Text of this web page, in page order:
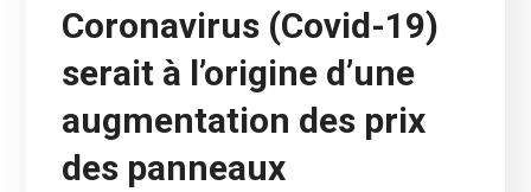
Coronavirus (Covid-19)
serait à l’origine d’une
augmentation des prix
des panneaux